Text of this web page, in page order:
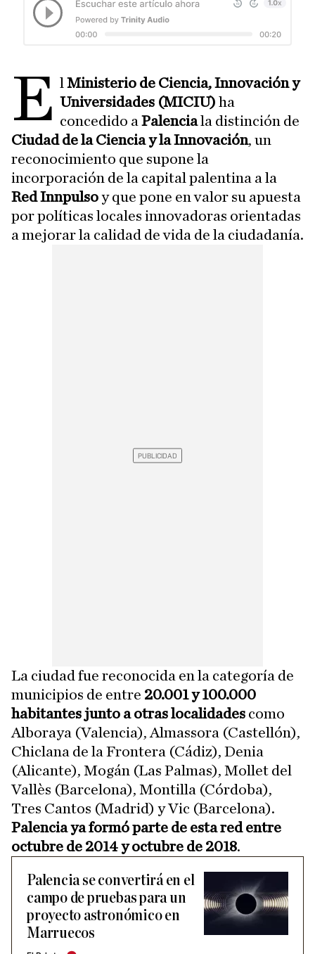
E lMinisterio de Ciencia, Innovación y
Universidades (MICIU)ha
concedido aPalenciala distinción de
Ciudad de la Ciencia y la Innovación, un
reconocimiento que supone la
incorporación de la capital palentina a la
Red Innpulsoy que pone en valor su apuesta
por políticas locales innovadoras orientadas
a mejorar la calidad de vida de la ciudadanía.
La ciudad fue reconocida en la categoría de
municipios de entre 20.001 y 100.000
habitantes junto a otras localidades como
Alboraya (Valencia), Almassora (Castellón),
Chiclana de la Frontera (Cádiz), Denia
(Alicante), Mogán (Las Palmas), Mollet del
Vallès (Barcelona), Montilla (Córdoba),
Tres Cantos (Madrid) y Vic (Barcelona).
Palencia ya formó parte de esta red entre
octubre de 2014 y octubre de 2018.
Palencia se convertirá en el
campo de pruebas para un
proyecto astronómico en
Marruecos